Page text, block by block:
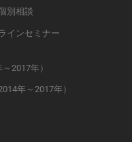
別相談
インセミナー
2017年）
年～2017年）